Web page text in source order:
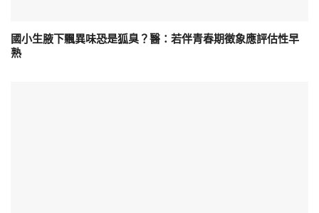
國小生腋下飄異味恐是狐臭？醫：若伴青春期徵象應評估性早
熟